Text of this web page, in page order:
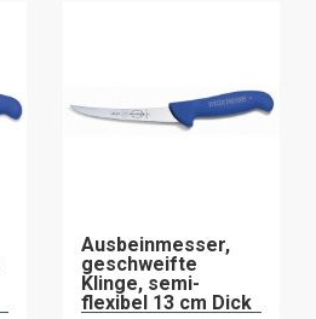
Ausbeinmesser,
geschweifte
Klinge, semi-
flexibel 13 cm Dick